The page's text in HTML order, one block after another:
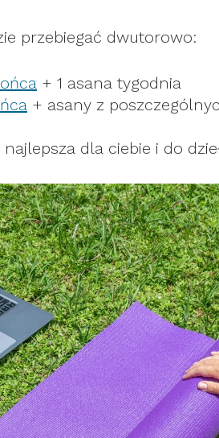
przebiegać dwutorowo:
+ 1 asana tygodnia
+ asany z
dla ciebie i do